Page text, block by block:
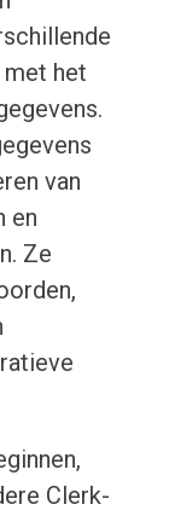
met het
van
en
Ze
Clerk-